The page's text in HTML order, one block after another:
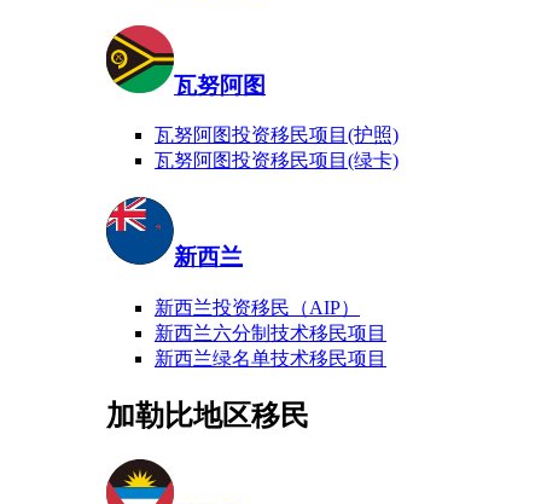
瓦努阿图
瓦努阿图投资移民项目(护照)
瓦努阿图投资移民项目(绿卡)
新西兰
新西兰投资移民（AIP）
新西兰六分制技术移民项目
新西兰绿名单技术移民项目
加勒比地区移民